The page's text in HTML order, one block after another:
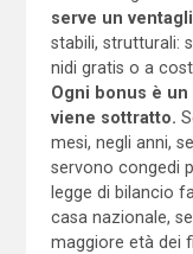
serve un
stabili, strutturali:
nidi gratis o a
Ogni bonus è
viene sottratto.
mesi, negli anni,
servono congedi
legge di bilancio
casa nazionale,
maggiore età dei